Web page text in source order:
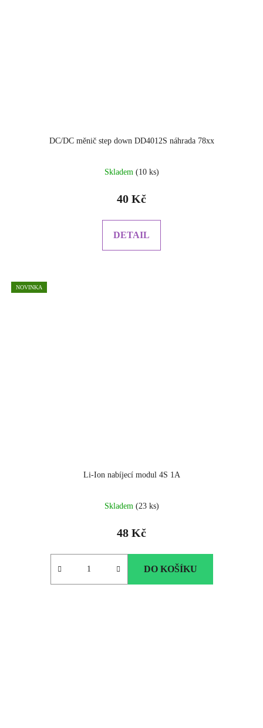
DC/DC měnič step down DD4012S náhrada 78xx
Skladem (10 ks)
40 Kč
DETAIL
NOVINKA
Li-Ion nabíjecí modul 4S 1A
Skladem (23 ks)
48 Kč
DO KOŠÍKU